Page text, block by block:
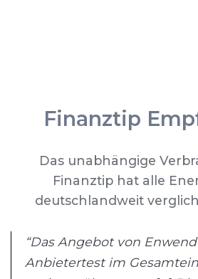
Finanztip
Das unabhängige
Finanztip hat alle
deutschlandweit
“Das Angebot von
Anbietertest im